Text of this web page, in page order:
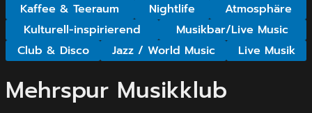
Kaffee & Teeraum Nightlife
Atmosphäre
Kulturell-inspirierend
Musikbar/Live Music
Club & Disco
Jazz / World Music Live Musik
Mehrspur Musikklub